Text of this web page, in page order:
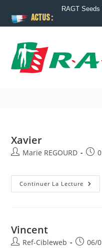
ACTUS :
RAGT Seeds
Xavier
Marie REGOURD
Continuer La Lecture
Vincent
Ref-Cibleweb 06/